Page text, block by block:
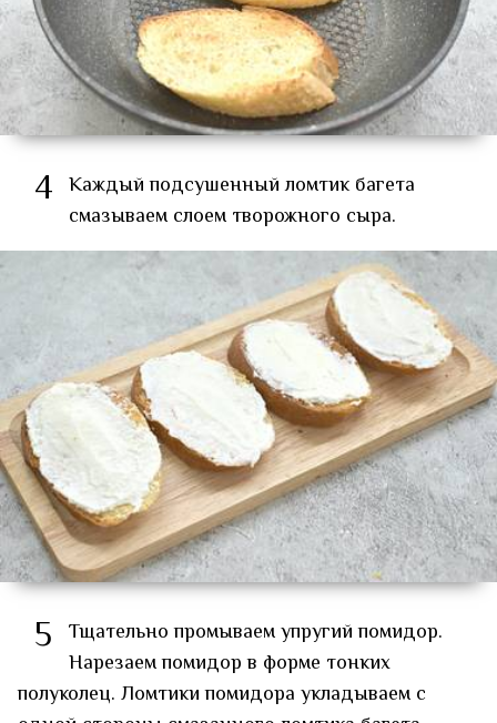
4 Каждый подсушенный ломтик багета
смазываем слоем творожного сыра.
5 Тщательно промываем упругий помидор.
Нарезаем помидор в форме тонких
полуколец. Ломтики помидора укладываем с